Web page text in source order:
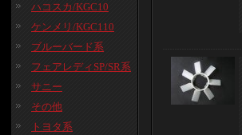
ハコスカ/KGC10
ケンメリ/KGC110
ブルーバード系
フェアレディSP/SR系
サニー
その他
トヨタ系